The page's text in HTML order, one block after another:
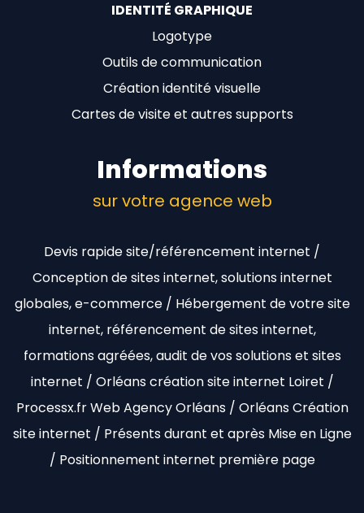
IDENTITÉ GRAPHIQUE
Logotype
Outils de communication
Création identité visuelle
Cartes de visite et autres supports
Informations
sur votre agence web
Devis rapide site/référencement internet /
Conception de sites internet, solutions internet
globales, e-commerce / Hébergement de votre site
internet, référencement de sites internet,
formations agréées, audit de vos solutions et sites
internet / Orléans création site internet Loiret /
Processx.fr Web Agency Orléans / Orléans Création
site internet / Présents durant et après Mise en Ligne
/ Positionnement internet première page